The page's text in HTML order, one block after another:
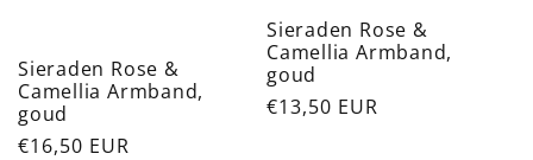
Sieraden Rose &
Camellia Armband,
goud
Normale
€16,50 EUR
Sieraden Rose &
Camellia Armband,
goud
Normale
€13,50 EUR